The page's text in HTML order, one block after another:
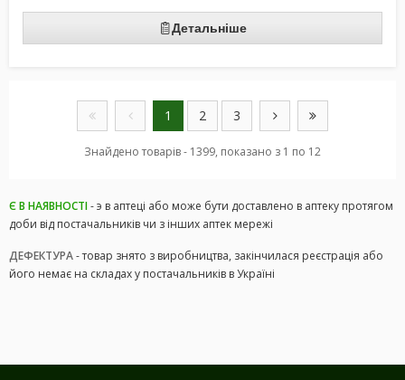
Детальніше
1 2 3
Знайдено товарів - 1399, показано з 1 по 12
Є В НАЯВНОСТІ- э в аптеці або може бути доставлено в аптеку протягом
доби від постачальників чи з інших аптек мережі
ДЕФЕКТУРА- товар знято з виробництва, закінчилася реєстрація або
його немає на складах у постачальників в Україні